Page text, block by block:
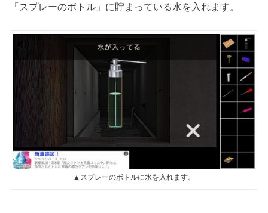
「スプレーのボトル」に貯まっている水を入れます。
▲スプレーのボトルに水を入れます。